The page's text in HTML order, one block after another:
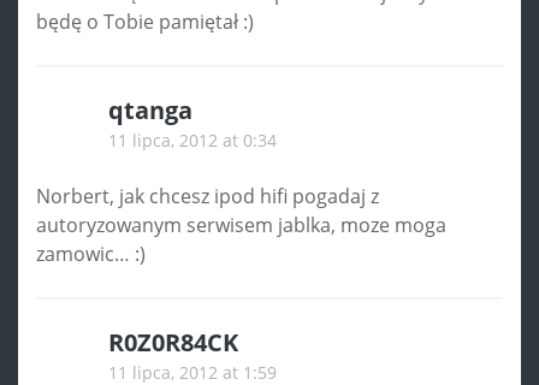
będę o Tobie pamiętał :)
qtanga
11 lipca, 2012 at 0:34
Norbert, jak chcesz ipod hifi pogadaj z
autoryzowanym serwisem jablka, moze moga
zamowic… :)
R0Z0R84CK
11 lipca, 2012 at 1:59